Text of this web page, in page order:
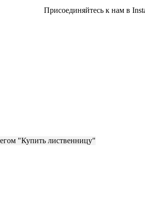
Присоединяйтесь к нам в
"Купить лиственницу"